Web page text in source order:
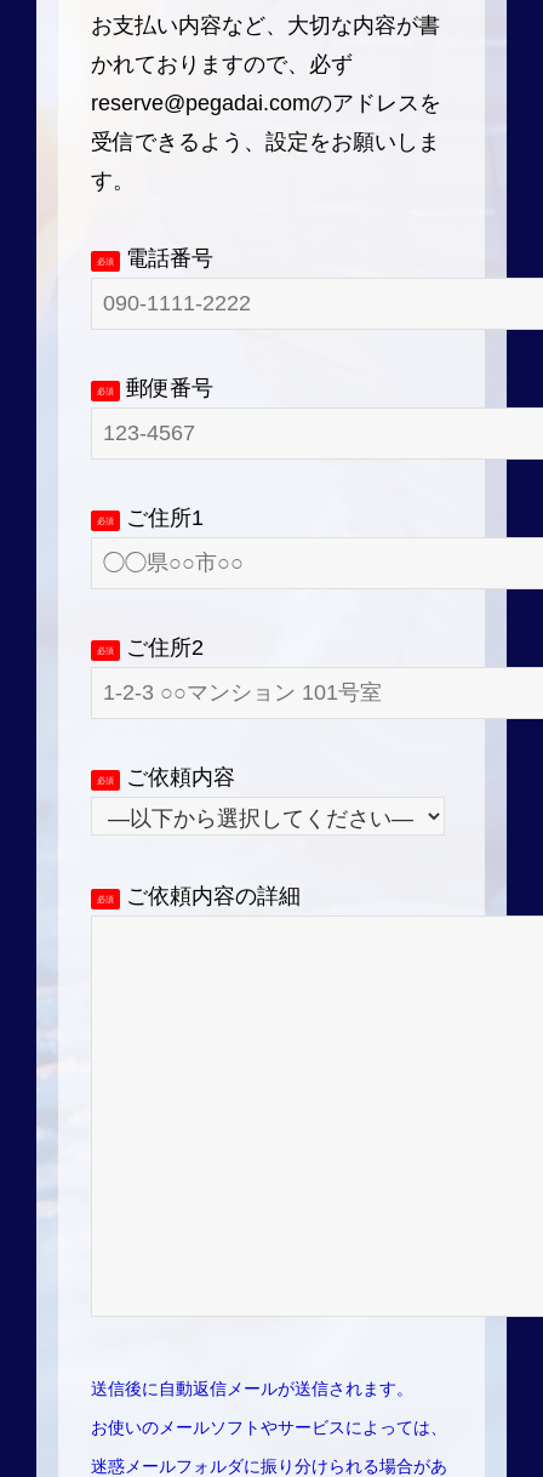
お支払い内容など、大切な内容が書
かれておりますので、必ず
reserve@pegadai.comのアドレスを
受信できるよう、設定をお願いしま
す。
必須 電話番号
必須 郵便番号
必須 ご住所1
必須 ご住所2
必須 ご依頼内容
必須 ご依頼内容の詳細
送信後に自動返信メールが送信されます。
お使いのメールソフトやサービスによっては、
迷惑メールフォルダに振り分けられる場合があ